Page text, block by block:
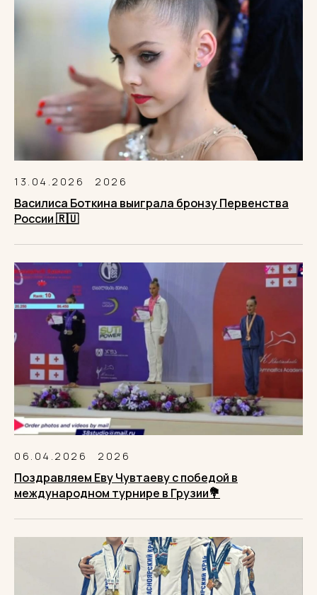
13.04.2026 2026
Василиса Боткина выиграла бронзу Первенства
России 🇷🇺
06.04.2026 2026
Поздравляем Еву Чувтаеву с победой в
международном турнире в Грузии💐